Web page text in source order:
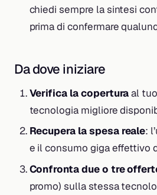
chiedi sempre la sintesi
prima di confermare
Da dove iniziare
Verifica la coperturaal
tecnologia migliore
Recupera la spesa reale:
e il consumo giga effettivo
Confronta due o tre
promo) sulla stessa